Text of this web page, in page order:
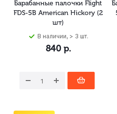
Барабанные палочки Flight
FDS-5B American Hickory (2
шт)
В наличии, > 3 шт.
840р.